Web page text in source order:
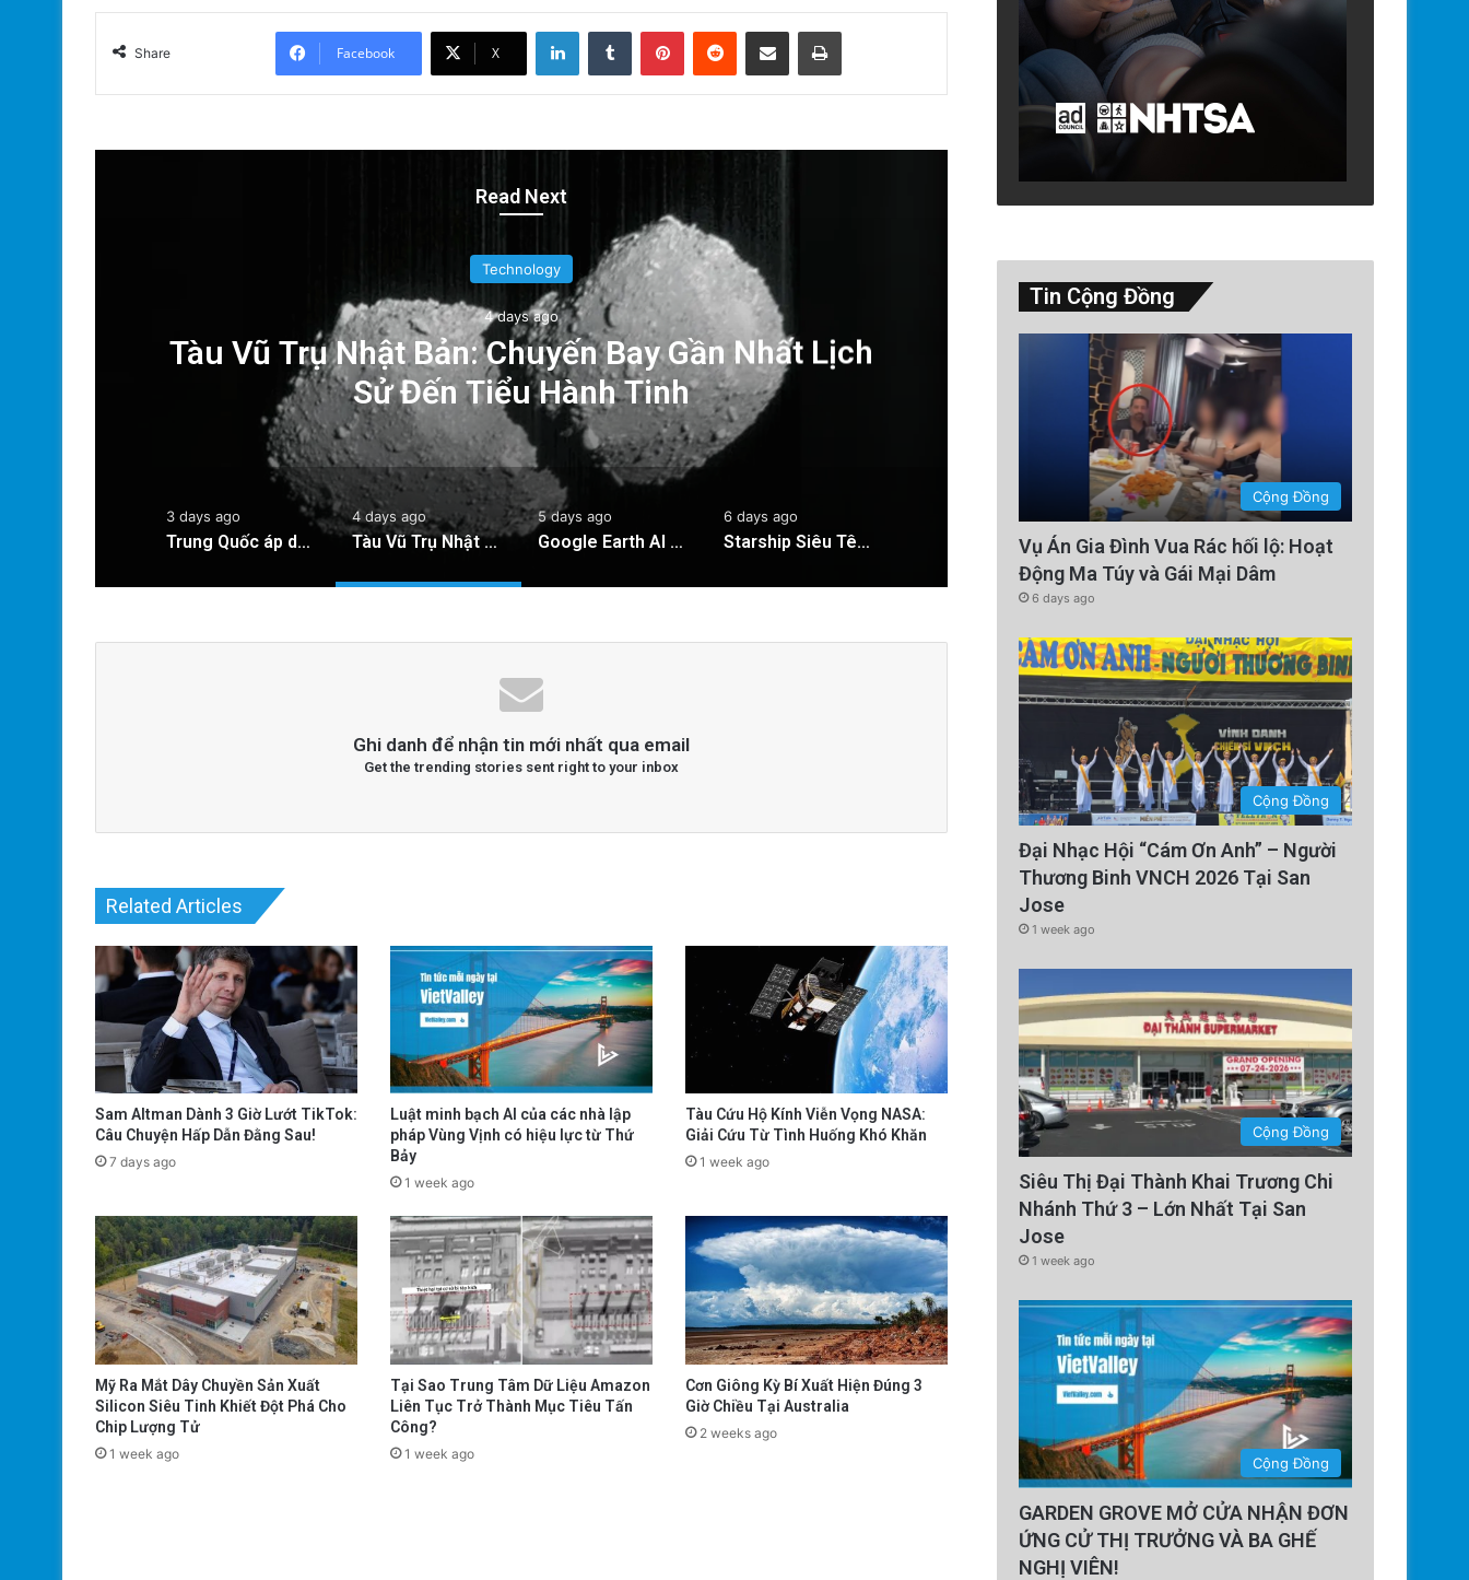
Share Facebook X
LinkedInTumblr PinterestReddit Share via Email Print
Read Next
Technology
4 days ago
Tàu Vũ Trụ Nhật Bản: Chuyến Bay Gần Nhất Lịch
Sử Đến Tiểu Hành Tinh
5 days ago
Google Earth AI Bị Rút Gấp
3 days ago
Trung Quốc áp dụng công nghệ lượng tử để ngăn chặn tình trạng mất điện diện rộng
4 days ago
Tàu Vũ Trụ Nhật Bản: Chuyến Bay Gần Nhất Lịch Sử Đến Tiểu Hành Tinh
5 days ago
Google Earth AI Bị Rút Gấp Vì Cơn Bão Deepfake
6 days ago
Starship Siêu Tên Lửa: 6 Ngày Trôi Nổi Trên Biển Sau Hạ Cánh!
Ghi danh để nhận tin mới nhất qua email
Get the trending stories sent right to your inbox
Related Articles
Sam Altman Dành 3 Giờ Lướt TikTok:
Câu Chuyện Hấp Dẫn Đằng Sau!
7 days ago
Luật minh bạch AI của các nhà lập
pháp Vùng Vịnh có hiệu lực từ Thứ
Bảy
1 week ago
Tàu Cứu Hộ Kính Viễn Vọng NASA:
Giải Cứu Từ Tình Huống Khó Khăn
1 week ago
Mỹ Ra Mắt Dây Chuyền Sản Xuất
Silicon Siêu Tinh Khiết Đột Phá Cho
Chip Lượng Tử
1 week ago
Tại Sao Trung Tâm Dữ Liệu Amazon
Liên Tục Trở Thành Mục Tiêu Tấn
Công?
1 week ago
Cơn Giông Kỳ Bí Xuất Hiện Đúng 3
Giờ Chiều Tại Australia
2 weeks ago
Tin Cộng Đồng
Cộng Đồng
Vụ Án Gia Đình Vua Rác hối lộ: Hoạt
Động Ma Túy và Gái Mại Dâm
6 days ago
Cộng Đồng
Đại Nhạc Hội “Cám Ơn Anh” – Người
Thương Binh VNCH 2026 Tại San
Jose
1 week ago
Cộng Đồng
Siêu Thị Đại Thành Khai Trương Chi
Nhánh Thứ 3 – Lớn Nhất Tại San
Jose
1 week ago
Cộng Đồng
GARDEN GROVE MỞ CỬA NHẬN ĐƠN
ỨNG CỬ THỊ TRƯỞNG VÀ BA GHẾ
NGHỊ VIÊN!